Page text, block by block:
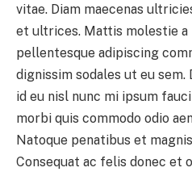
vitae. Diam maecenas
et ultrices. Mattis molestie a
pellentesque adipiscing
dignissim sodales ut eu
id eu nisl nunc mi ipsum
morbi quis commodo odio
Natoque penatibus et
Consequat ac felis donec et